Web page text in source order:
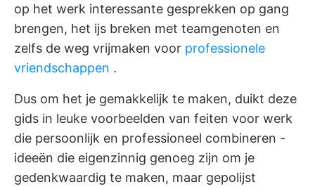
op het werk interessante gesprekken op gang
brengen, het ijs breken met teamgenoten en
zelfs de weg vrijmaken voor professionele
vriendschappen .
Dus om het je gemakkelijk te maken, duikt deze
gids in leuke voorbeelden van feiten voor werk
die persoonlijk en professioneel combineren -
ideeën die eigenzinnig genoeg zijn om je
gedenkwaardig te maken, maar gepolijst